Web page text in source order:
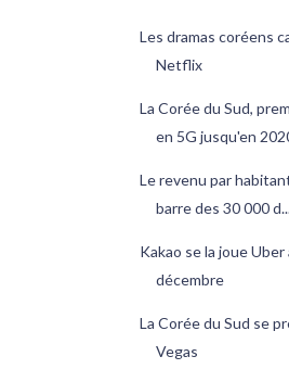
Les dramas coréens
Netflix
La Corée du Sud,
en 5G jusqu'en
Le revenu par
barre des 30 000
Kakao se la joue
décembre
La Corée du Sud se
Vegas